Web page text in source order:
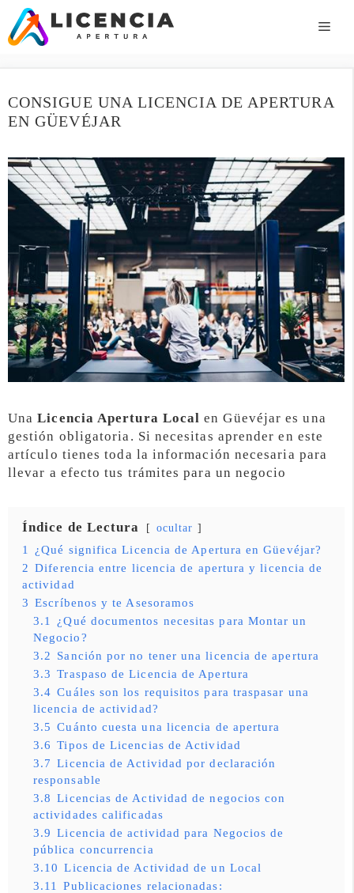
Saltar
contenido
CONSIGUE UNA LICENCIA DE APERTURA
EN GÜEVÉJAR
UnaLicencia Apertura Local en Güevéjar es una
gestión obligatoria. Si necesitas aprender en este
artículo tienes toda la información necesaria para
llevar a efecto tus trámites para un negocio
Índice de Lectura ocultar
1
¿Qué significa Licencia de Apertura en Güevéjar?
2 Diferencia entre licencia de apertura y licencia de
actividad
3 Escríbenos y te Asesoramos
3.1
¿Qué documentos necesitas para Montar un
Negocio?
3.2 Sanción por no tener una licencia de apertura
3.3 Traspaso de Licencia de Apertura
3.4 Cuáles son los requisitos para traspasar una
licencia de actividad?
3.5 Cuánto cuesta una licencia de apertura
3.6 Tipos de Licencias de Actividad
3.7 Licencia de Actividad por declaración
responsable
3.8 Licencias de Actividad de negocios con
actividades calificadas
3.9 Licencia de actividad para Negocios de
pública concurrencia
3.10 Licencia de Actividad de un Local
3.11
Publicaciones relacionadas: